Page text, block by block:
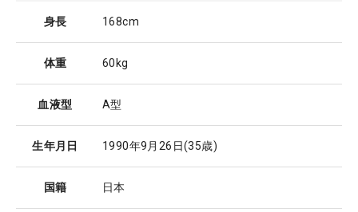
身長 168cm
体重 60kg
血液型 A型
生年月日 1990年9月26日(35歳)
国籍 日本